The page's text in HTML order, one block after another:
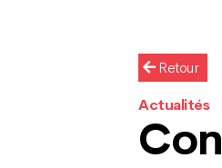
Retour
Actualités